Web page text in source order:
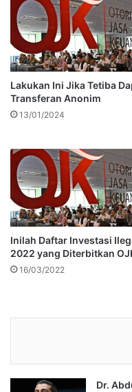
Lakukan Ini Jika Tetiba
Transferan Anonim
13/01/2024
Inilah Daftar Investasi
2022 yang Diterbitkan
16/03/2022
Dr.